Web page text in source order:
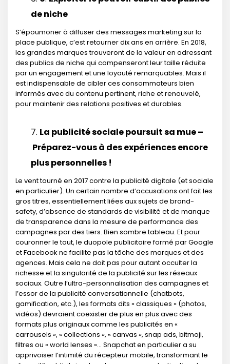
de niche
S’époumoner à diffuser des messages marketing sur la
place publique, c’est retourner dix ans en arrière. En 2018,
les grandes marques trouveront de la valeur en adressant
des publics de niche qui compenseront leur taille réduite
par un engagement et une loyauté remarquables. Mais il
est indispensable de cibler ces consommateurs bien
informés avec du contenu pertinent, riche et renouvelé,
pour maintenir des relations positives et durables.
La publicité sociale poursuit sa mue –
Préparez-vous à des expériences encore
plus personnelles !
Le vent tourné en 2017 contre la publicité digitale (et sociale
en particulier). Un certain nombre d’accusations ont fait les
gros titres, essentiellement liées aux sujets de brand-
safety, d’absence de standards de visibilité et de manque
de transparence dans la mesure de performance des
campagnes par des tiers. Bien sombre tableau. Et pour
couronner le tout, le duopole publicitaire formé par Google
et Facebook ne facilite pas la tâche des marques et des
agences. Mais cela ne doit pas pour autant occulter la
richesse et la singularité de la publicité sur les réseaux
sociaux. Outre l’ultra-personnalisation des campagnes et
l’essor de la publicité conversationnelle (chatbots,
gamification, etc.), les formats dits « classiques » (photos,
vidéos) devraient coexister de plus en plus avec des
formats plus originaux comme les publicités en «
carrousels », « collections », « canvas », snap ads, bitmoji,
filtres ou « world lenses »… Snapchat en particulier a su
apprivoiser l’intimité du récepteur mobile, transformant le